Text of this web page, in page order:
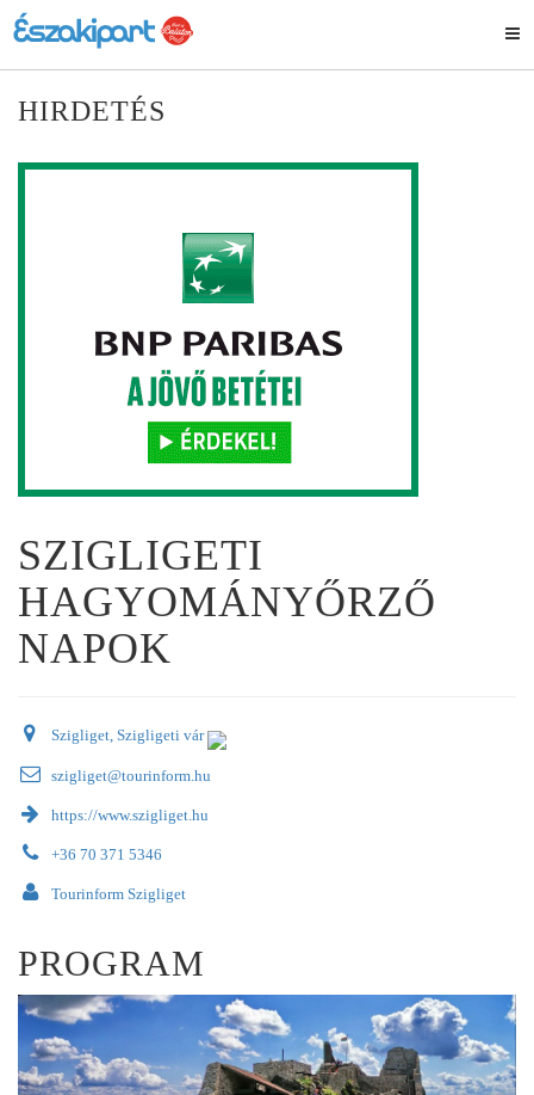
HIRDETÉS
SZIGLIGETI
HAGYOMÁNYŐRZŐ
NAPOK
Szigliget, Szigligeti vár
szigliget@tourinform.hu
https://www.szigliget.hu
+36 70 371 5346
Tourinform Szigliget
PROGRAM